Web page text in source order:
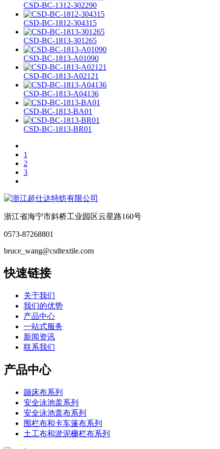
CSD-BC-1312-302290
CSD-BC-1812-304315
CSD-BC-1813-301265
CSD-BC-1813-A01090
CSD-BC-1813-A02121
CSD-BC-1813-A04136
CSD-BC-1813-BA01
CSD-BC-1813-BR01
1
2
3
浙江省海宁市斜桥工业园区云星路160号
0573-87268801
bruce_wang@csdtextile.com
快速链接
关于我们
我们的优势
产品中心
一站式服务
新闻资讯
联系我们
产品中心
蹦床布系列
安全泳池盖系列
安全泳池盖布系列
围栏布和卡车篷布系列
土工布和淤泥栅栏布系列